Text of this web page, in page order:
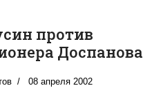
против
Доспанова
08 апреля 2002